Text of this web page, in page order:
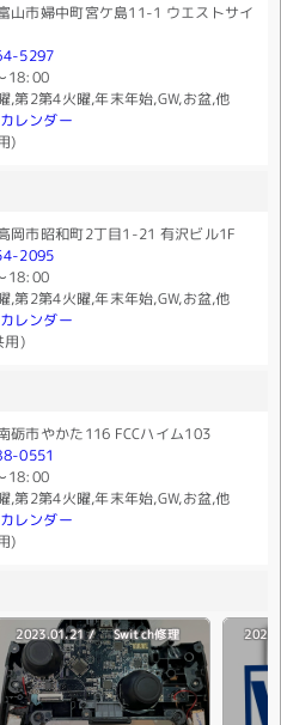
山市婦中町宮ケ島11-1 ウエストサイ
5297
18:00
,第2第4火曜,年末年始,GW,お盆,他
レンダー
)
岡市昭和町2丁目1-21 有沢ビル1F
2095
18:00
,第2第4火曜,年末年始,GW,お盆,他
レンダー
用)
砺市やかた116 FCCハイム103
0551
18:00
,第2第4火曜,年末年始,GW,お盆,他
レンダー
)
2023.01.21 / Switch修理